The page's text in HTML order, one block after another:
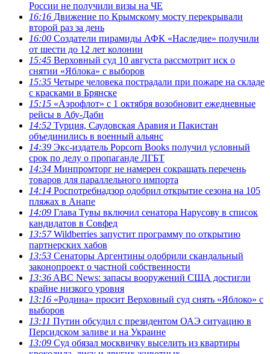
России не получили визы на ЧЕ
16:16 Движение по Крымскому мосту перекрывали
второй раз за день
16:00 Создатели пирамиды АФК «Наследие» получили
от шести до 12 лет колонии
15:45 Верховный суд 10 августа рассмотрит иск о
снятии «Яблока» с выборов
15:35 Четыре человека пострадали при пожаре на складе
с красками в Брянске
15:15 «Аэрофлот» с 1 октября возобновит ежедневные
рейсы в Абу-Даби
14:52 Турция, Саудовская Аравия и Пакистан
объединились в военный альянс
14:39 Экс-издатель Popcorn Books получил условный
срок по делу о пропаганде ЛГБТ
14:34 Минпромторг не намерен сокращать перечень
товаров для параллельного импорта
14:14 Роспотребнадзор одобрил открытие сезона на 105
пляжах в Анапе
14:09 Глава Тувы включил сенатора Нарусову в список
кандидатов в Совфед
13:57Wildberries запустит программу по открытию
партнерских хабов
13:53 Сенаторы Аргентины одобрили скандальный
законопроект о частной собственности
13:36 ABC News: запасы вооружений США достигли
крайне низкого уровня
13:16 «Родина» просит Верховный суд снять «Яблоко» с
выборов
13:11 Путин обсудил с президентом ОАЭ ситуацию в
Персидском заливе и на Украине
13:09 Суд обязал москвичку выселить из квартиры